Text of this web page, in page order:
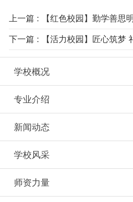
上一篇 : 【红色校园】勤学善思明方向 勇挑重担践知行 |
下一篇 : 【活力校园】匠心筑梦 礼行天下 | 我校2026年技能文
学校概况
专业介绍
新闻动态
学校风采
师资力量